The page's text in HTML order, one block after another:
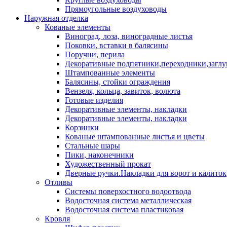
Прямоугольные воздуховоды
Наружная отделка
Кованые элементы
Виноград, лоза, виноградные листья
Поковки, вставки в балясины
Поручни, перила
Декоративные
Штампованные элементы
Балясины, стойки ограждения
Вензеля, кольца, завиток, волюта
Готовые изделия
Декоративные элементы, накладки
Декоративные элементы, накладки
Корзинки
Кованые штампованные листья и цветы
Стальные шары
Пики, наконечники
Художественный прокат
Дверные ручки.Накладки для ворот и калиток
Отливы
Системы поверхостного водоотвода
Водосточная система металлическая
Водосточная система пластиковая
Кровля